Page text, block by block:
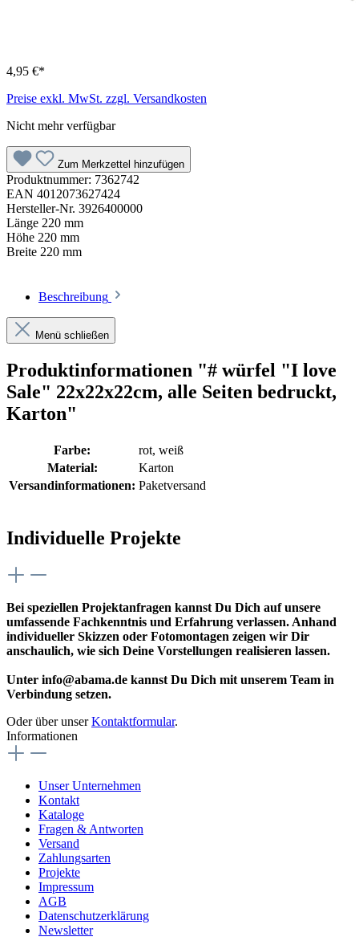
4,95 €*
Preise exkl. MwSt. zzgl. Versandkosten
Nicht mehr verfügbar
Zum Merkzettel hinzufügen
Produktnummer: 7362742
EAN 4012073627424
Hersteller-Nr. 3926400000
Länge 220 mm
Höhe 220 mm
Breite 220 mm
Beschreibung
Menü schließen
Produktinformationen "# würfel "I love
Sale" 22x22x22cm, alle Seiten bedruckt,
Karton"
Farbe: rot, weiß
Material:
Karton
Versandinformationen: Paketversand
Individuelle Projekte
Bei speziellen Projektanfragen kannst Du Dich auf unsere
umfassende Fachkenntnis und Erfahrung verlassen. Anhand
individueller Skizzen oder Fotomontagen zeigen wir Dir
anschaulich, wie sich Deine Vorstellungen realisieren lassen.
Unter info@abama.de kannst Du Dich mit unserem Team in
Verbindung setzen.
Oder über unserKontaktformular.
Informationen
Unser Unternehmen
Kontakt
Kataloge
Fragen & Antworten
Versand
Zahlungsarten
Projekte
Impressum
AGB
Datenschutzerklärung
Newsletter